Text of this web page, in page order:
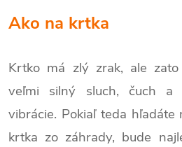
Ako na krtka
Krtko má zlý zrak, ale
veľmi silný sluch, čuch a
vibrácie. Pokiaľ teda hľadáte
krtka zo záhrady, bude